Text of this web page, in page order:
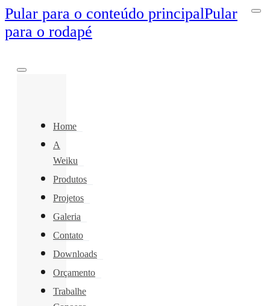
Pular para o conteúdo principalPular
para o rodapé
Home
A
Weiku
Produtos
Projetos
Galeria
Contato
Downloads
Orçamento
Trabalhe